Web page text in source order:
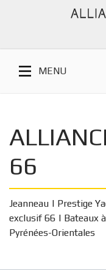
MENU
66
Jeanneau | Prestige
exclusif 66 | Bateaux
Pyrénées-Orientales